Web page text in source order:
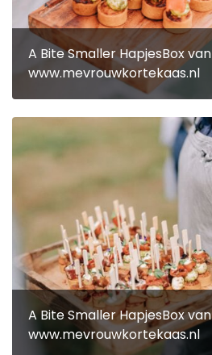
A Bite Smaller HapjesBox van
www.mevrouwkortekaas.nl
A Bite Smaller HapjesBox van
www.mevrouwkortekaas.nl